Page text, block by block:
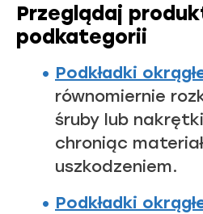
Przeglądaj
podkategorii
Podkładki
równomiernie
śruby lub
chroniąc
uszkodzeniem.
Podkładki